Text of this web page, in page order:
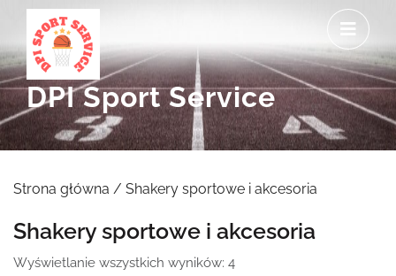
content
DPI Sport Service
Strona główna / Shakery sportowe i akcesoria
Shakery sportowe i akcesoria
Wyświetlanie wszystkich wyników: 4Posortowane